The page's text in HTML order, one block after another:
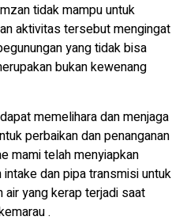
tidak mampu untuk
aktivitas tersebut mengingat
yang tidak bisa
bukan kewenang
memelihara dan menjaga
perbaikan dan penanganan
mami telah menyiapkan
dan pipa transmisi untuk
yang kerap terjadi saat
.